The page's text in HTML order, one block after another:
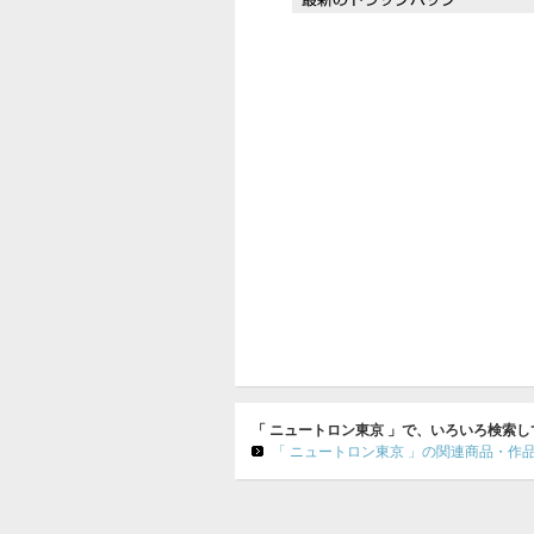
「 ニュートロン東京 」で、いろいろ検索
「 ニュートロン東京 」の関連商品・作